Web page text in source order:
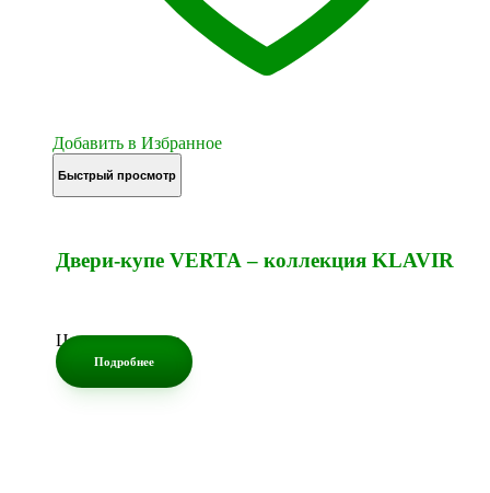
Добавить в Избранное
Быстрый просмотр
Двери-купе VERTA – коллекция KLAVIR
Цена по запросу
Подробнее